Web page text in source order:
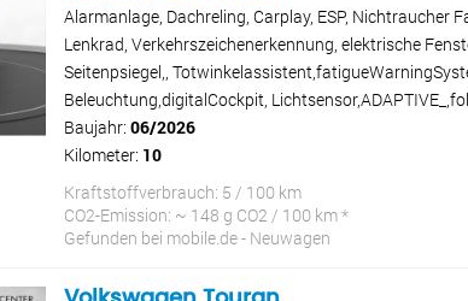
Alarmanlage, Dachreling, Carplay, ESP, Nichtraucher
Lenkrad, Verkehrszeichenerkennung, elektrische
Seitenpsiegel,,
Beleuchtung,digitalCockpit,
Baujahr: 06/2026
Kilometer: 10
Kraftstoffverbrauch: 5 / 100 km
CO2-Emission: ~ 148 g CO2 / 100 km *
Gefunden bei mobile.de - Neuwagen